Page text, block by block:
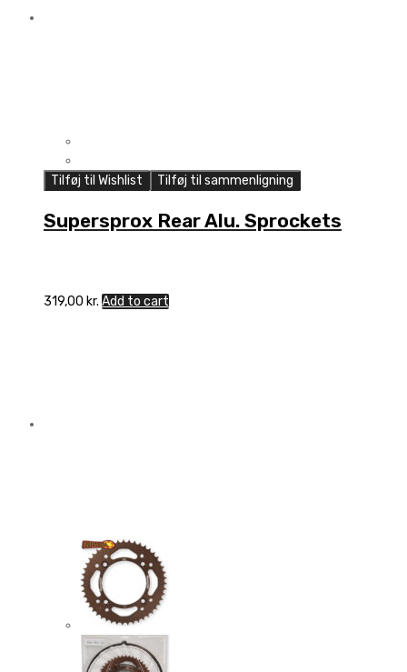
Tilføj til Wishlist Tilføj til sammenligning
Supersprox Rear Alu. Sprockets
319,00 kr. Add to cart